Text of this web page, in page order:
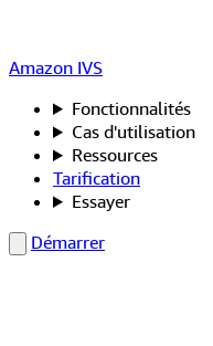
Amazon IVS
Fonctionnalités
Cas d'utilisation
Ressources
Tarification
Essayer
Démarrer